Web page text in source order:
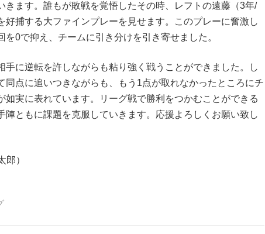
きます。誰もが敗戦を覚悟したその時、レフトの遠藤（3年/
好捕する大ファインプレーを見せます。このプレーに奮激し
を0で抑え、チームに引き分けを引き寄せました。
手に逆転を許しながらも粘り強く戦うことができました。し
同点に追いつきながらも、もう1点が取れなかったところにチ
如実に表れています。リーグ戦で勝利をつかむことができる
陣ともに課題を克服していきます。応援よろしくお願い致し
郎）